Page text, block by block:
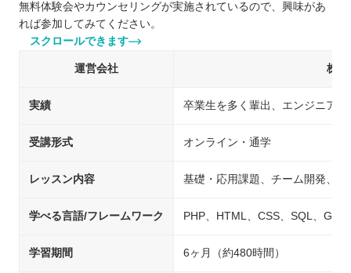
無料体験会やカウンセリングが実施されているので、興味があ
れば参加してみてください。
スクロールできます
運営会社 株式
実績 卒業生を多く輩出、エンジニアと
受講形式 オンライン・通学
レッスン内容 基礎・応用課題、チーム開発、自
学べる言語/フレームワーク PHP、HTML、CSS、SQL、Git
学習期間 6ヶ月（約480時間）